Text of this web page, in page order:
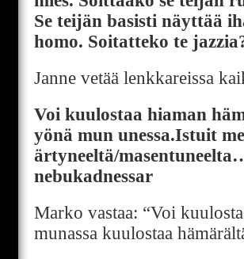
Se teijän basisti näyttää
homo. Soitatteko te
Janne vetää lenkkareissa
Voi kuulostaa hiaman
yönä mun unessa.Istuit
ärtyneeltä/
nebukadnessar
Marko vastaa: “Voi
munassa kuulostaa